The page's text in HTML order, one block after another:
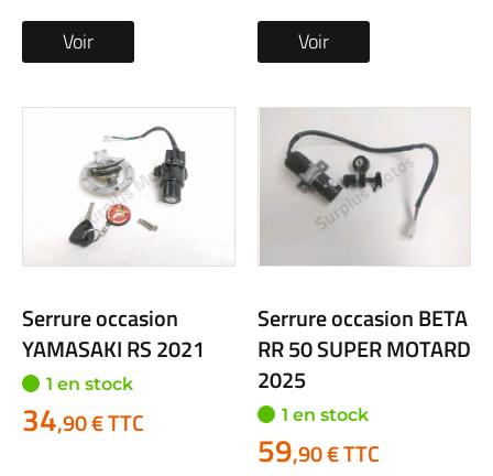
Voir Voir
Serrure occasion
YAMASAKI RS 2021
1 en stock
34,90 € TTC
Serrure occasion BETA
RR 50 SUPER MOTARD
2025
1 en stock
59,90 € TTC